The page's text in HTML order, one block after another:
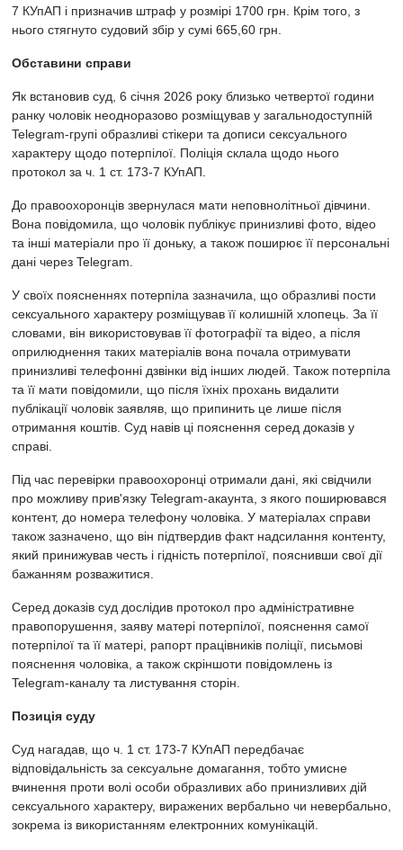
7 КУпАП і призначив штраф у розмірі 1700 грн. Крім того, з
нього стягнуто судовий збір у сумі 665,60 грн.
Обставини справи
Як встановив суд, 6 січня 2026 року близько четвертої години
ранку чоловік неодноразово розміщував у загальнодоступній
Telegram-групі образливі стікери та дописи сексуального
характеру щодо потерпілої. Поліція склала щодо нього
протокол за ч. 1 ст. 173-7 КУпАП.
До правоохоронців звернулася мати неповнолітньої дівчини.
Вона повідомила, що чоловік публікує принизливі фото, відео
та інші матеріали про її доньку, а також поширює її персональні
дані через Telegram.
У своїх поясненнях потерпіла зазначила, що образливі пости
сексуального характеру розміщував її колишній хлопець. За її
словами, він використовував її фотографії та відео, а після
оприлюднення таких матеріалів вона почала отримувати
принизливі телефонні дзвінки від інших людей. Також потерпіла
та її мати повідомили, що після їхніх прохань видалити
публікації чоловік заявляв, що припинить це лише після
отримання коштів. Суд навів ці пояснення серед доказів у
справі.
Під час перевірки правоохоронці отримали дані, які свідчили
про можливу прив'язку Telegram-акаунта, з якого поширювався
контент, до номера телефону чоловіка. У матеріалах справи
також зазначено, що він підтвердив факт надсилання контенту,
який принижував честь і гідність потерпілої, пояснивши свої дії
бажанням розважитися.
Серед доказів суд дослідив протокол про адміністративне
правопорушення, заяву матері потерпілої, пояснення самої
потерпілої та її матері, рапорт працівників поліції, письмові
пояснення чоловіка, а також скріншоти повідомлень із
Telegram-каналу та листування сторін.
Позиція суду
Суд нагадав, що ч. 1 ст. 173-7 КУпАП передбачає
відповідальність за сексуальне домагання, тобто умисне
вчинення проти волі особи образливих або принизливих дій
сексуального характеру, виражених вербально чи невербально,
зокрема із використанням електронних комунікацій.